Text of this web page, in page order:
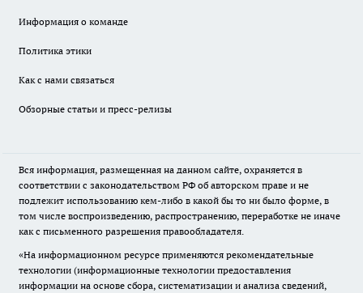
Информация о команде
Политика этики
Как с нами связаться
Обзорные статьи и пресс-релизы
Вся информация, размещенная на данном сайте, охраняется в
соответствии с законодательством РФ об авторском праве и не
подлежит использованию кем-либо в какой бы то ни было форме, в
том числе воспроизведению, распространению, переработке не иначе
как с письменного разрешения правообладателя.
«На информационном ресурсе применяются рекомендательные
технологии (информационные технологии предоставления
информации на основе сбора, систематизации и анализа сведений,